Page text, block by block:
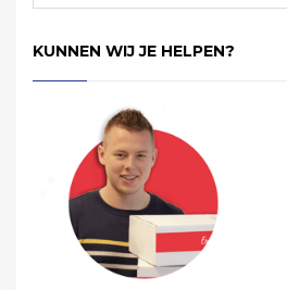
KUNNEN WIJ JE HELPEN?